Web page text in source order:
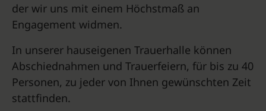
der wir uns mit einem Höchstmaß an
Engagement widmen.
In unserer hauseigenen Trauerhalle können
Abschiednahmen und Trauerfeiern, für bis zu 40
Personen, zu jeder von Ihnen gewünschten Zeit
stattfinden.